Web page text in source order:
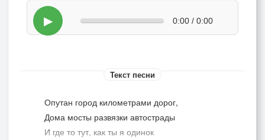
▶ 0:00 / 0:00
Текст песни
Опутан город километрами дорог,
Дома мосты развязки автострады
И где то тут, как ты я одинок